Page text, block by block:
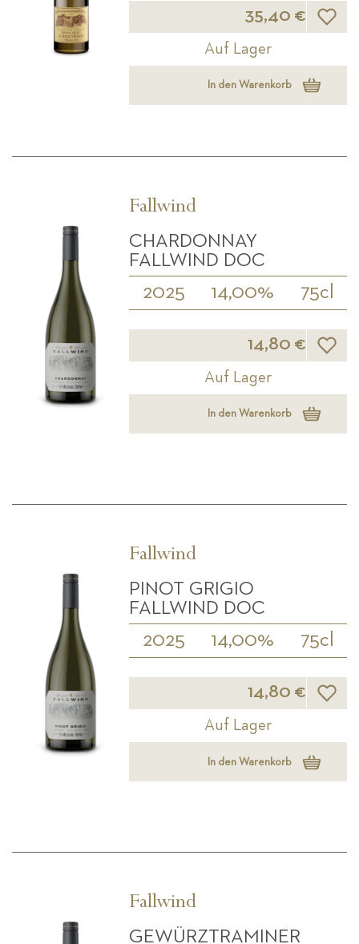
35,40 €
Auf Lager
In den Warenkorb
Fallwind
CHARDONNAY
FALLWIND DOC
2025 14,00% 75cl
14,80 €
Auf Lager
In den Warenkorb
Fallwind
PINOT GRIGIO
FALLWIND DOC
2025 14,00% 75cl
14,80 €
Auf Lager
In den Warenkorb
Fallwind
GEWÜRZTRAMINER